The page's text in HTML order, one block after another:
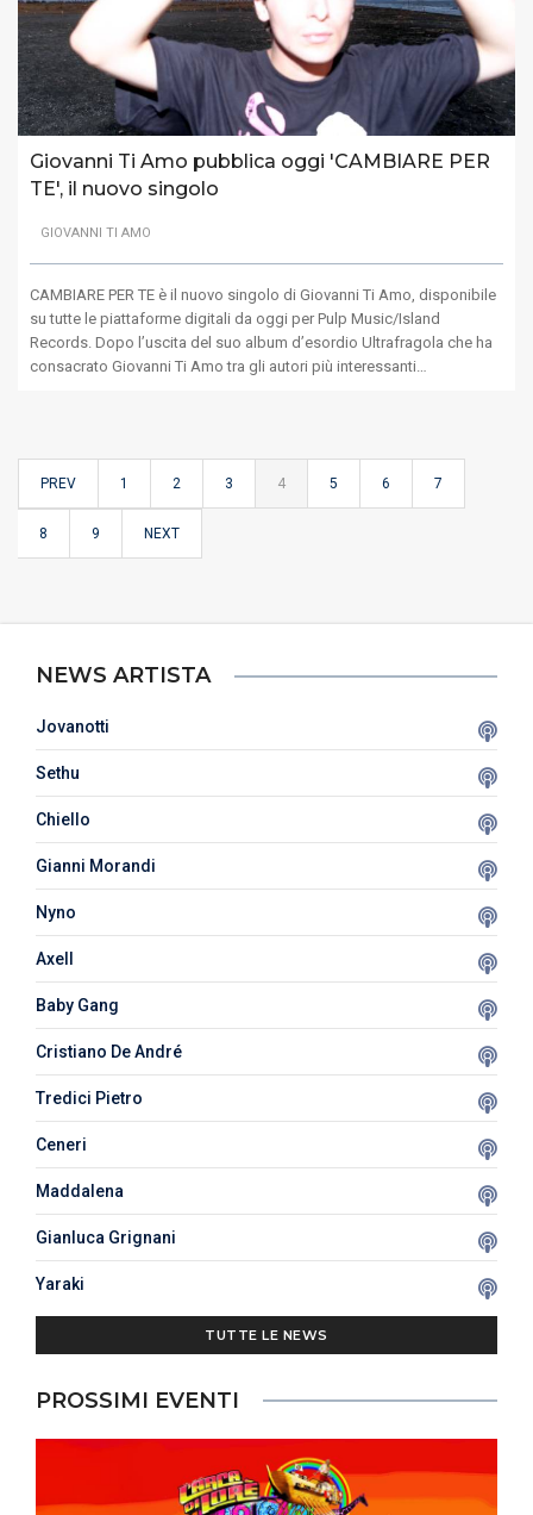
Giovanni Ti Amo pubblica oggi 'CAMBIARE PER
TE', il nuovo singolo
GIOVANNI TI AMO
CAMBIARE PER TE è il nuovo singolo di Giovanni Ti Amo, disponibile
su tutte le piattaforme digitali da oggi per Pulp Music/Island
Records. Dopo l’uscita del suo album d’esordio Ultrafragola che ha
consacrato Giovanni Ti Amo tra gli autori più interessanti…
PREV 1 2 3 4 5 6 7
8 9 NEXT
NEWS ARTISTA
Jovanotti
Sethu
Chiello
Gianni Morandi
Nyno
Axell
Baby Gang
Cristiano De André
Tredici Pietro
Ceneri
Maddalena
Gianluca Grignani
Yaraki
TUTTE LE NEWS
PROSSIMI EVENTI